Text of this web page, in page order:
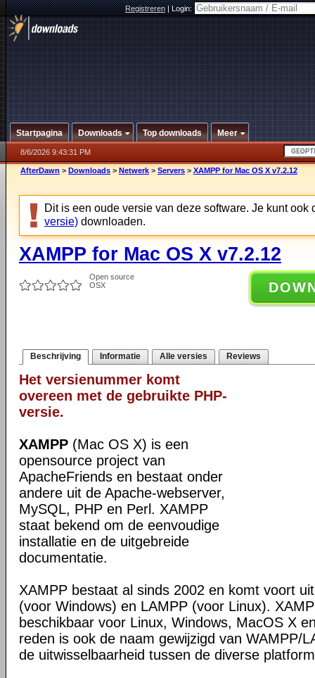
Registreren|Login:
Startpagina Downloads Top downloads Meer
8/6/2026 9:43:31 PM
AfterDawn > Downloads > Netwerk > Servers > XAMPP for Mac OS X v7.2.12
Dit is een oude versie van deze software. Je kunt ook
versie) downloaden.
XAMPP for Mac OS X v7.2.12
Open source
OSX
Beschrijving Informatie Alle versies Reviews
Het versienummer komt
overeen met de gebruikte PHP-
versie.
XAMPP (Mac OS X) is een
opensource project van
ApacheFriends en bestaat onder
andere uit de Apache-webserver,
MySQL, PHP en Perl. XAMPP
staat bekend om de eenvoudige
installatie en de uitgebreide
documentatie.
XAMPP bestaat al sinds 2002 en komt voort
(voor Windows) en LAMPP (voor Linux).
beschikbaar voor Linux, Windows, MacOS X
reden is ook de naam gewijzigd van WAMPP/
de uitwisselbaarheid tussen de diverse